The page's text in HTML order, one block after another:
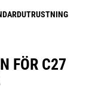
FÖR C27